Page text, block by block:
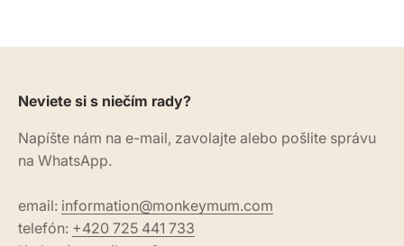
Neviete si s niečím rady?
Napíšte nám na e-mail, zavolajte alebo pošlite správu
na WhatsApp.
email: information@monkeymum.com
telefón: +420 725 441 733